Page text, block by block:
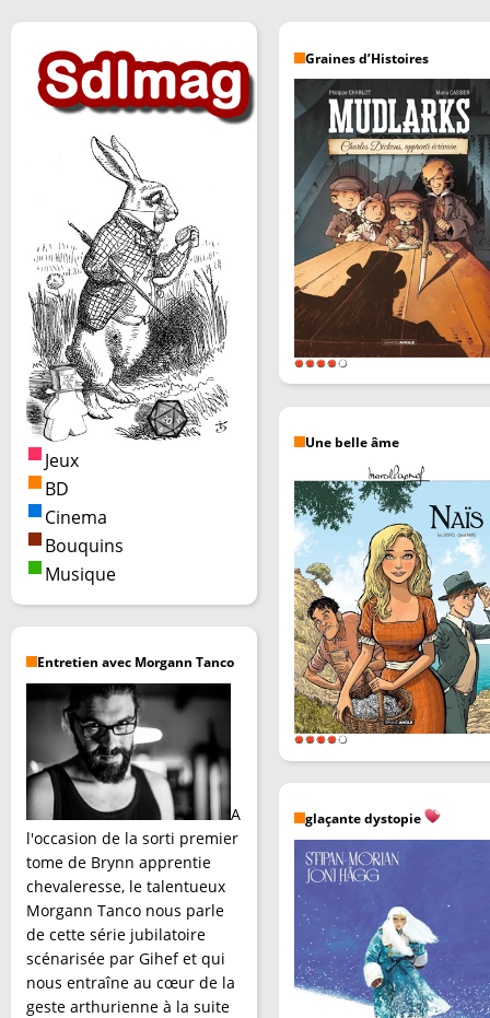
Jeux
BD
Cinema
Bouquins
Musique
Entretien avec Morgann Tanco
A
l'occasion de la sorti premier
tome de Brynn apprentie
chevaleresse, le talentueux
Morgann Tanco nous parle
de cette série jubilatoire
scénarisée par Gihef et qui
nous entraîne au cœur de la
geste arthurienne à la suite
Graines d’Histoires
Une belle âme
glaçante dystopie